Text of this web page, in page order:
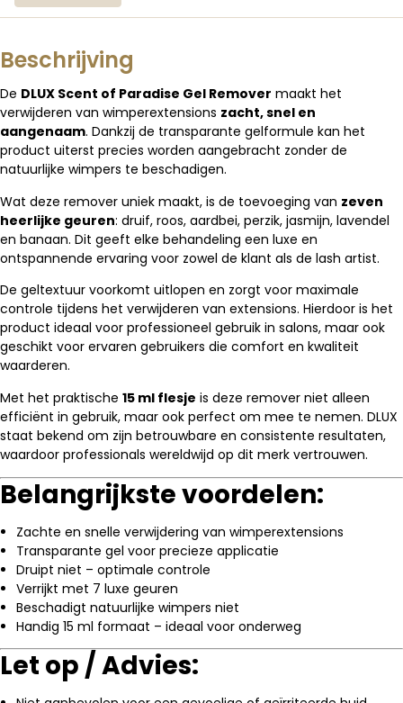
Beschrijving
De DLUX Scent of Paradise Gel Remover maakt het
verwijderen van wimperextensions zacht, snel en
aangenaam. Dankzij de transparante gelformule kan het
product uiterst precies worden aangebracht zonder de
natuurlijke wimpers te beschadigen.
Wat deze remover uniek maakt, is de toevoeging van zeven
heerlijke geuren: druif, roos, aardbei, perzik, jasmijn, lavendel
en banaan. Dit geeft elke behandeling een luxe en
ontspannende ervaring voor zowel de klant als de lash artist.
De geltextuur voorkomt uitlopen en zorgt voor maximale
controle tijdens het verwijderen van extensions. Hierdoor is het
product ideaal voor professioneel gebruik in salons, maar ook
geschikt voor ervaren gebruikers die comfort en kwaliteit
waarderen.
Met het praktische 15 ml flesje is deze remover niet alleen
efficiënt in gebruik, maar ook perfect om mee te nemen. DLUX
staat bekend om zijn betrouwbare en consistente resultaten,
waardoor professionals wereldwijd op dit merk vertrouwen.
Belangrijkste voordelen:
Zachte en snelle verwijdering van wimperextensions
Transparante gel voor precieze applicatie
Druipt niet – optimale controle
Verrijkt met 7 luxe geuren
Beschadigt natuurlijke wimpers niet
Handig 15 ml formaat – ideaal voor onderweg
Let op / Advies: